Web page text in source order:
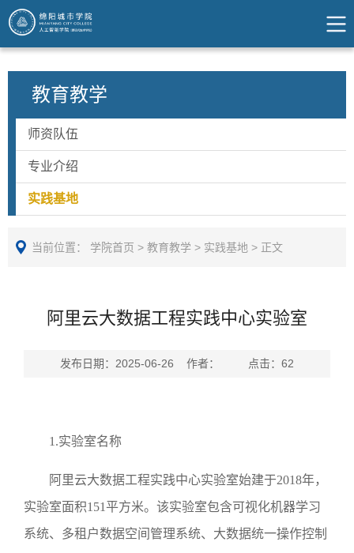
教育教学
师资队伍
专业介绍
实践基地
当前位置： 学院首页 > 教育教学 > 实践基地 > 正文
阿里云大数据工程实践中心实验室
发布日期：2025-06-26 作者： 点击： 62
1 .实验室名称
阿里云大数据工程实践中心实验室始建于2018年，
实验室面积151平方米。该实验室包含可视化机器学习
系统、多租户数据空间管理系统、大数据统一操作控制